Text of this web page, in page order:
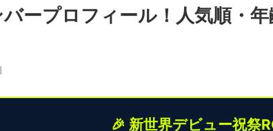
ープロフィール！人気順・
🎉 新世界デビュー祝祭